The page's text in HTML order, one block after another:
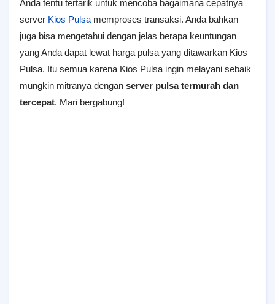
Anda tentu tertarik untuk mencoba bagaimana cepatnya
server Kios Pulsa memproses transaksi. Anda bahkan
juga bisa mengetahui dengan jelas berapa keuntungan
yang Anda dapat lewat harga pulsa yang ditawarkan Kios
Pulsa. Itu semua karena Kios Pulsa ingin melayani sebaik
mungkin mitranya dengan server pulsa termurah dan
tercepat. Mari bergabung!